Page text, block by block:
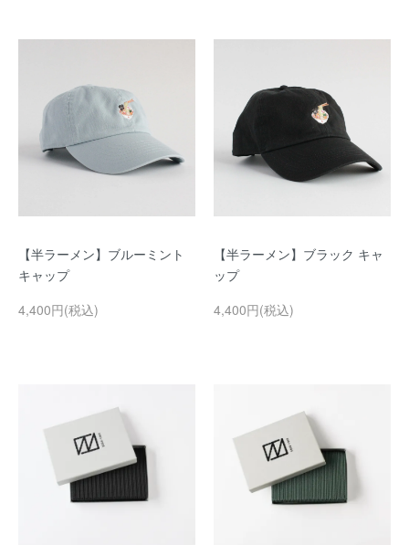
【半ラーメン】ブルーミント
キャップ
4,400円(税込)
【半ラーメン】ブラック キャ
ップ
4,400円(税込)